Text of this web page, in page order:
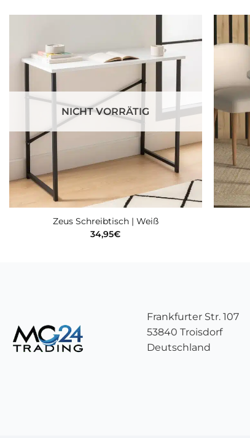
Zur
wunschliste
hinzufügen
NICHT VORRÄTIG
Zeus Schreibtisch | Weiß
34,95€
Frankfurter Str. 107
53840 Troisdorf
Deutschland